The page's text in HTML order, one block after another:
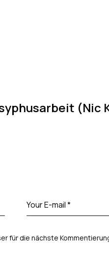
(Nic
für die nächste